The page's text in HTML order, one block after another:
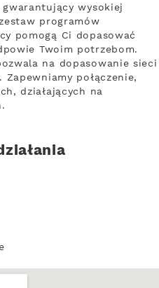
wysokiej
programów
pomogą Ci dopasować
Twoim potrzebom.
na dopasowanie sieci
połączenie,
działających na